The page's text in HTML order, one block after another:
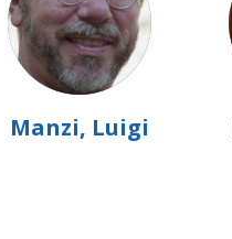
Manzi, Luigi